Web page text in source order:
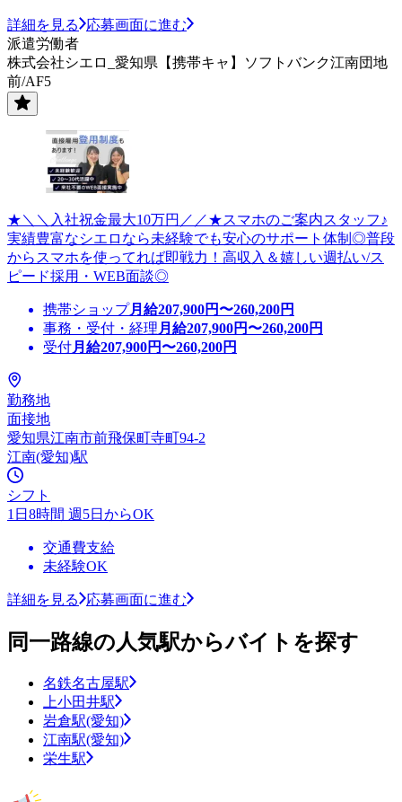
詳細を見る
応募画面に進む
派遣労働者
株式会社シエロ_愛知県【携帯キャ】ソフトバンク江南団地
前/AF5
★＼＼入社祝金最大10万円／／★スマホのご案内スタッフ♪
実績豊富なシエロなら未経験でも安心のサポート体制◎普段
からスマホを使ってれば即戦力！高収入＆嬉しい週払い/ス
ピード採用・WEB面談◎
携帯ショップ月給207,900円〜260,200円
事務・受付・経理 月給207,900円〜260,200円
受付月給207,900円〜260,200円
勤務地
面接地
愛知県江南市前飛保町寺町94-2
江南(愛知)駅
シフト
1日8時間 週5日からOK
交通費支給
未経験OK
詳細を見る 応募画面に進む
同一路線の人気駅からバイトを探す
名鉄名古屋駅
上小田井駅
岩倉駅(愛知)
江南駅(愛知)
栄生駅